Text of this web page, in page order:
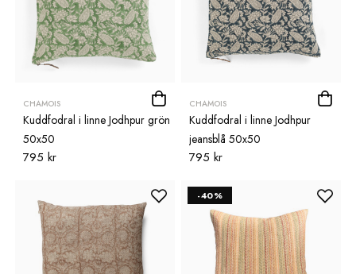
CHAMOIS
Kuddfodral i linne Jodhpur grön
50x50
795 kr
CHAMOIS
Kuddfodral i linne Jodhpur
jeansblå 50x50
795 kr
-40%